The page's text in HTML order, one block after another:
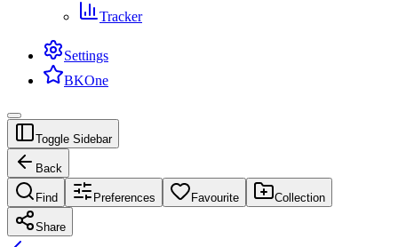
Tracker
Settings
BKOne
Toggle Sidebar
Back
Find Preferences Favourite Collection
Share